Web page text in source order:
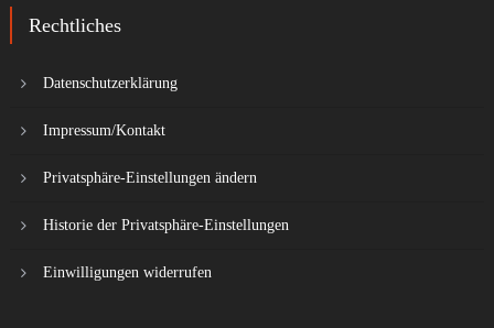
Rechtliches
Datenschutzerklärung
Impressum/Kontakt
Privatsphäre-Einstellungen ändern
Historie der Privatsphäre-Einstellungen
Einwilligungen widerrufen